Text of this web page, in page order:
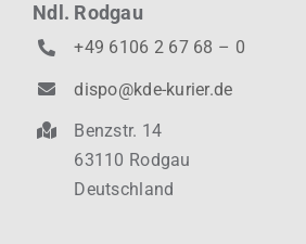
Ndl. Rodgau
+49 6106 2 67 68 – 0
dispo@kde-kurier.de
Benzstr. 14
63110 Rodgau
Deutschland